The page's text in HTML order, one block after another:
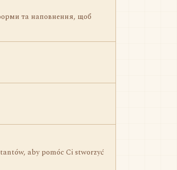
та наповнення, щоб
aby pomóc Ci stworzyć